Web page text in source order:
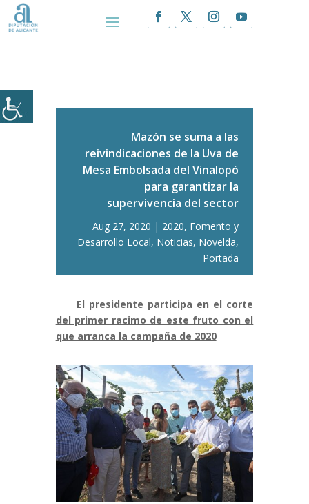
Mazón se suma a las reivindicaciones
de la Uva de Mesa Embolsada del Vinalopó para
Mazón se suma a las
reivindicaciones de la Uva de
Mesa Embolsada del Vinalopó
para garantizar la
supervivencia del sector
Aug 27, 2020 2020, Fomento y
Desarrollo Local, Noticias, Novelda,
Portada
El presidente participa en el corte
del primer racimo de este fruto con el
que arranca la campaña de 2020